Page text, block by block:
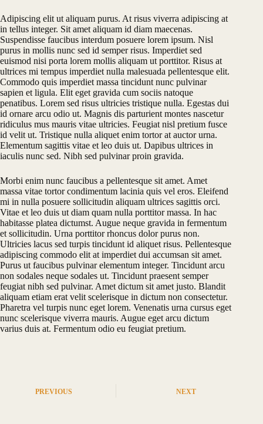
Adipiscing elit ut aliquam purus. At risus viverra adipiscing at
in tellus integer. Sit amet aliquam id diam maecenas.
Suspendisse faucibus interdum posuere lorem ipsum. Nisl
purus in mollis nunc sed id semper risus. Imperdiet sed
euismod nisi porta lorem mollis aliquam ut porttitor. Risus at
ultrices mi tempus imperdiet nulla malesuada pellentesque elit.
Commodo quis imperdiet massa tincidunt nunc pulvinar
sapien et ligula. Elit eget gravida cum sociis natoque
penatibus. Lorem sed risus ultricies tristique nulla. Egestas dui
id ornare arcu odio ut. Magnis dis parturient montes nascetur
ridiculus mus mauris vitae ultricies. Feugiat nisl pretium fusce
id velit ut. Tristique nulla aliquet enim tortor at auctor urna.
Elementum sagittis vitae et leo duis ut. Dapibus ultrices in
iaculis nunc sed. Nibh sed pulvinar proin gravida.
Morbi enim nunc faucibus a pellentesque sit amet. Amet
massa vitae tortor condimentum lacinia quis vel eros. Eleifend
mi in nulla posuere sollicitudin aliquam ultrices sagittis orci.
Vitae et leo duis ut diam quam nulla porttitor massa. In hac
habitasse platea dictumst. Augue neque gravida in fermentum
et sollicitudin. Urna porttitor rhoncus dolor purus non.
Ultricies lacus sed turpis tincidunt id aliquet risus. Pellentesque
adipiscing commodo elit at imperdiet dui accumsan sit amet.
Purus ut faucibus pulvinar elementum integer. Tincidunt arcu
non sodales neque sodales ut. Tincidunt praesent semper
feugiat nibh sed pulvinar. Amet dictum sit amet justo. Blandit
aliquam etiam erat velit scelerisque in dictum non consectetur.
Pharetra vel turpis nunc eget lorem. Venenatis urna cursus eget
nunc scelerisque viverra mauris. Augue eget arcu dictum
varius duis at. Fermentum odio eu feugiat pretium.
PREVIOUS NEXT